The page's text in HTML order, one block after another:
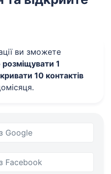
ви зможете
1
10 контактів
Google
Facebook